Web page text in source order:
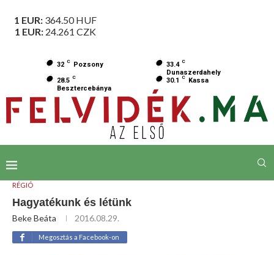
1 EUR: 364.50HUF
1 EUR: 24.261 CZK
32 C Pozsony 33.4 C
Dunaszerdahely
28.5 C
Besztercebánya
30.1 C Kassa
RÉGIÓ
Hagyatékunk és létünk
Beke Beáta 2016.08.29.
Megosztás a Facebook-on